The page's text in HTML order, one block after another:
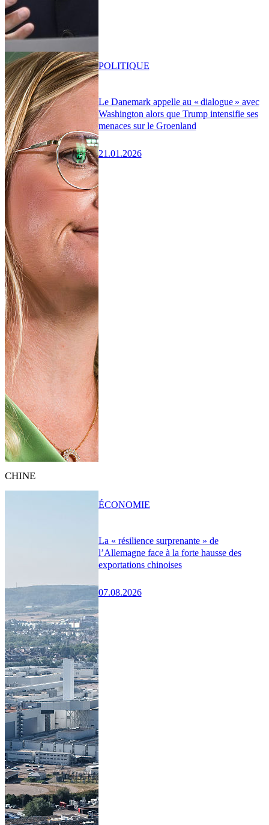
Le Danemark appelle au « dialogue » avec
Washington alors que Trump intensifie ses
menaces sur le Groenland
21.01.2026
POLITIQUE
CHINE
La « résilience surprenante » de
l’Allemagne face à la forte hausse des
exportations chinoises
07.08.2026
ÉCONOMIE